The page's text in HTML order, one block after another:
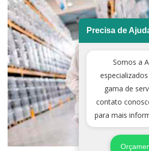
Precisa de
Somos a
gama de
contato
para mais